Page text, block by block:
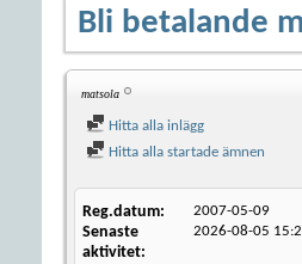
Bli betalande
matsola
Hitta alla inlägg
Hitta alla startade ämnen
Reg.datum 2007-05-09
Senaste
aktivitet
2026-08-05